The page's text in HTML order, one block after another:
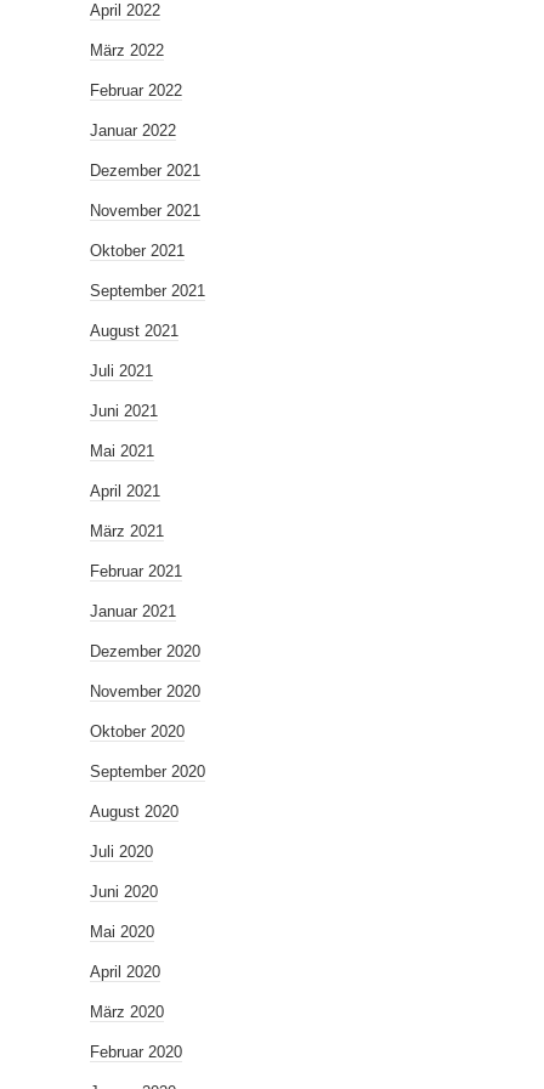
April 2022
März 2022
Februar 2022
Januar 2022
Dezember 2021
November 2021
Oktober 2021
September 2021
August 2021
Juli 2021
Juni 2021
Mai 2021
April 2021
März 2021
Februar 2021
Januar 2021
Dezember 2020
November 2020
Oktober 2020
September 2020
August 2020
Juli 2020
Juni 2020
Mai 2020
April 2020
März 2020
Februar 2020